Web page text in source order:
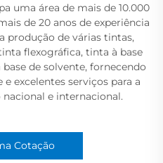
uma área de mais de 10.000
de 20 anos de experiência
produção de várias tintas,
flexográfica, tinta à base
de solvente, fornecendo
excelentes serviços para a
e internacional.
Cotação